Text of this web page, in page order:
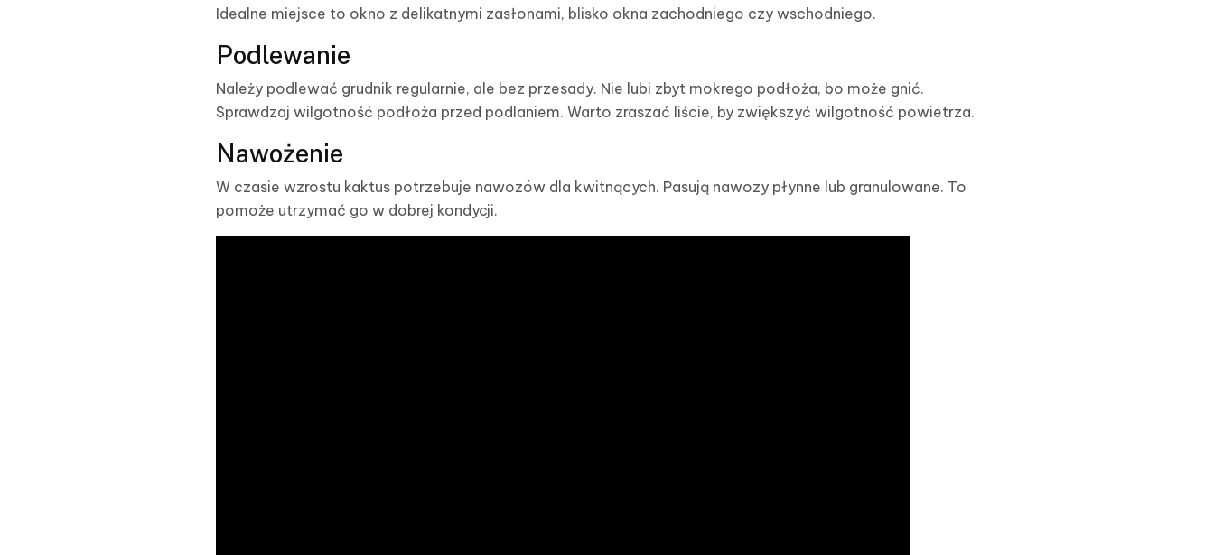
Idealne miejsce to okno z delikatnymi zasłonami, blisko okna zachodniego czy wschodniego.
Podlewanie
Należy podlewać grudnik regularnie, ale bez przesady. Nie lubi zbyt mokrego podłoża, bo może gnić.
Sprawdzaj wilgotność podłoża przed podlaniem. Warto zraszać liście, by zwiększyć wilgotność powietrza.
Nawożenie
W czasie wzrostu kaktus potrzebuje nawozów dla kwitnących. Pasują nawozy płynne lub granulowane. To
pomoże utrzymać go w dobrej kondycji.